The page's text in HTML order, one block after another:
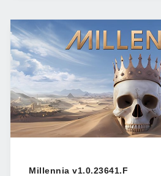
Millennia v1.0.23641.F